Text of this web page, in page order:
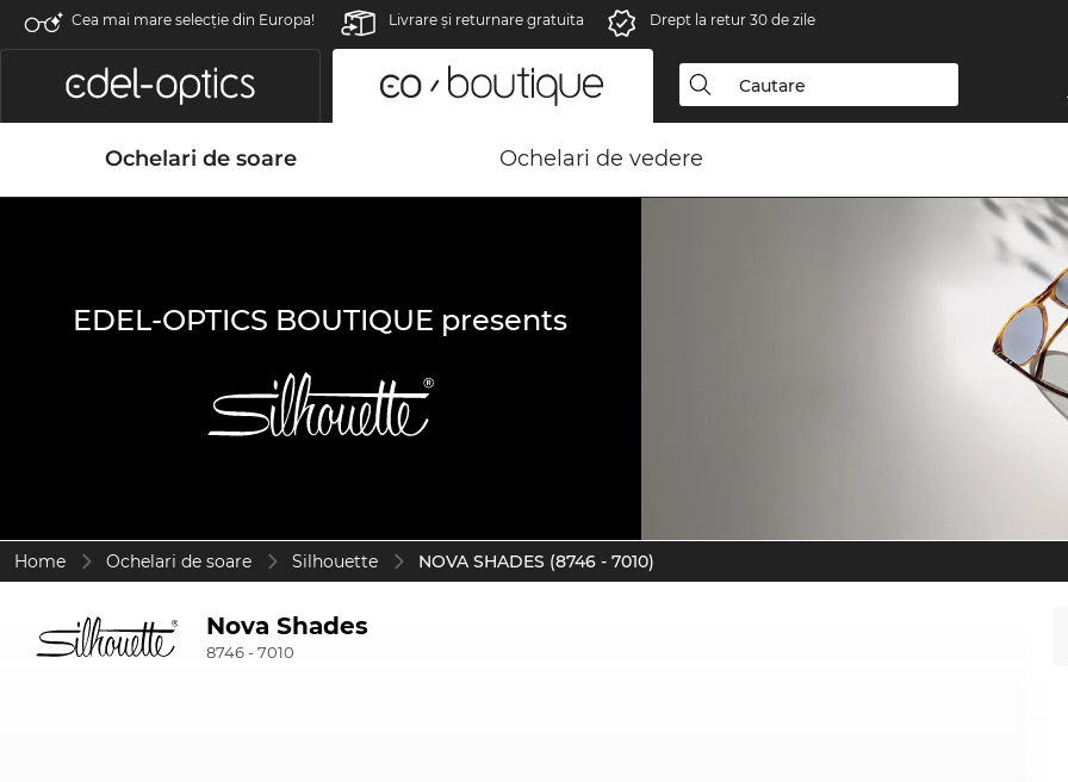
Cea mai mare selecție din Europa! Livrare şi returnare gratuita Drept la retur 30 de zile
Ochelari de soare Ochelari de vedere
EDEL-OPTICS BOUTIQUE presents
Home Ochelari de soare Silhouette NOVA SHADES (8746 - 7010)
Nova Shades
8746 - 7010